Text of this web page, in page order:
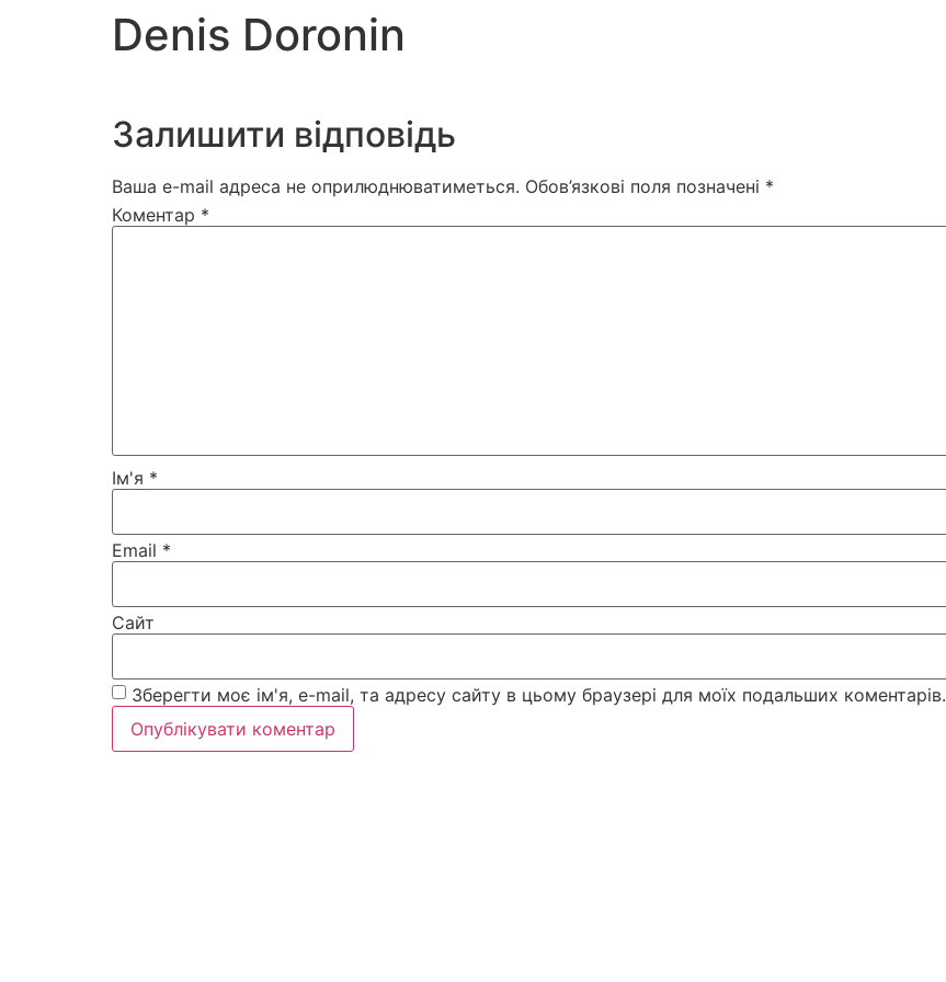
Denis Doronin
Залишити відповідь
Ваша e-mail адреса не оприлюднюватиметься. Обов’язкові поля позначені *
Коментар *
Ім'я *
Email *
Сайт
Зберегти моє ім'я, e-mail, та адресу сайту в цьому браузері для моїх подальших коментарів.